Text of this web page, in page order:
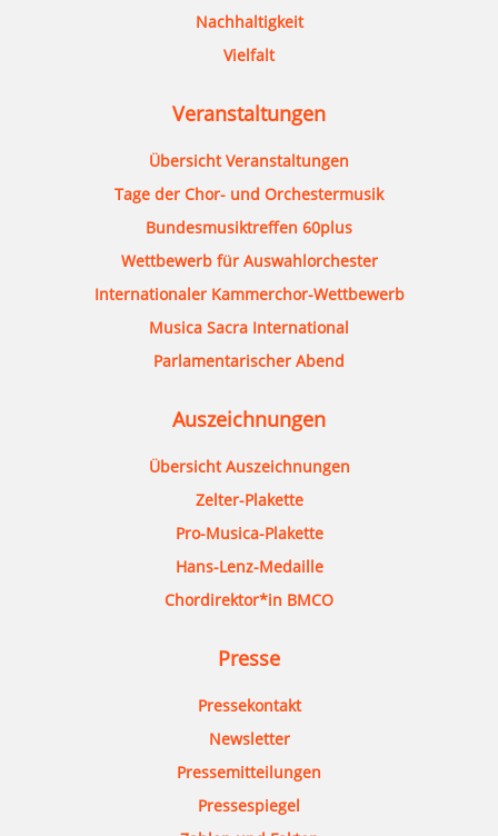
Nachhaltigkeit
Vielfalt
Veranstaltungen
Übersicht Veranstaltungen
Tage der Chor- und Orchestermusik
Bundesmusiktreffen 60plus
Wettbewerb für Auswahlorchester
Internationaler Kammerchor-Wettbewerb
Musica Sacra International
Parlamentarischer Abend
Auszeichnungen
Übersicht Auszeichnungen
Zelter-Plakette
Pro-Musica-Plakette
Hans-Lenz-Medaille
Chordirektor*in BMCO
Presse
Pressekontakt
Newsletter
Pressemitteilungen
Pressespiegel